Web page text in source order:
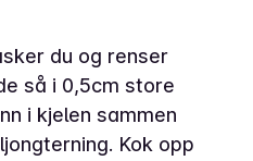
du og renser
så i 0,5cm store
i kjelen sammen
Kok opp